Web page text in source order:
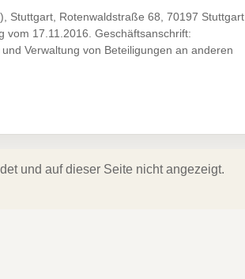
Stuttgart, Rotenwaldstraße 68, 70197 Stuttgart.
vom 17.11.2016. Geschäftsanschrift:
Verwaltung von Beteiligungen an anderen
und auf dieser Seite nicht angezeigt.